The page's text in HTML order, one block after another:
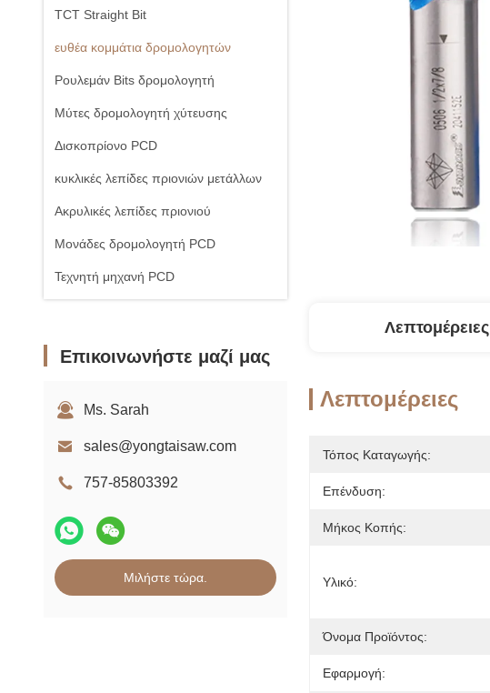
TCT Straight Bit
ευθέα κομμάτια δρομολογητών
Ρουλεμάν Bits δρομολογητή
Μύτες δρομολογητή χύτευσης
Δισκοπρίονο PCD
κυκλικές λεπίδες πριονιών μετάλλων
Ακρυλικές λεπίδες πριονιού
Μονάδες δρομολογητή PCD
Τεχνητή μηχανή PCD
Επικοινωνήστε μαζί μας
Ms. Sarah
sales@yongtaisaw.com
757-85803392
Μιλήστε τώρα.
Λεπτομέρειες
Λεπτομέρειες
Τόπος Καταγωγής:
Επένδυση:
Μήκος Κοπής:
Υλικό:
Όνομα Προϊόντος:
Εφαρμογή: